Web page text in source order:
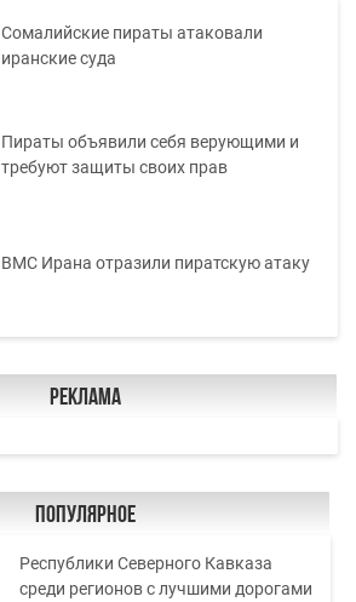
Сомалийские пираты атаковали
иранские суда
Пираты объявили себя верующими и
требуют защиты своих прав
ВМС Ирана отразили пиратскую атаку
Реклама
Популярное
Республики Северного Кавказа
среди регионов с лучшими дорогами